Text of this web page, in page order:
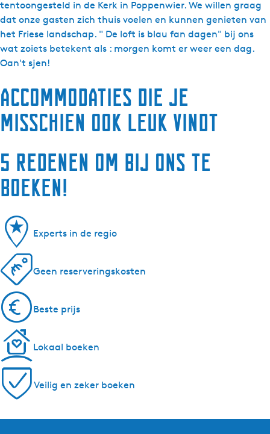
tentoongesteld in de Kerk in Poppenwier. We willen graag
dat onze gasten zich thuis voelen en kunnen genieten van
het Friese landschap. " De loft is blau fan dagen" bij ons
wat zoiets betekent als : morgen komt er weer een dag.
Oan't sjen!
Accommodaties die je
misschien ook leuk vindt
5 redenen om bij ons te
boeken!
Experts in de regio
Geen reserveringskosten
Beste prijs
Lokaal boeken
Veilig en zeker boeken